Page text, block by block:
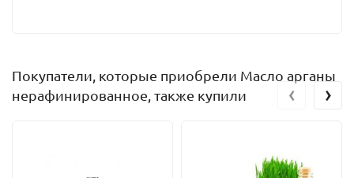
Покупатели, которые приобрели Масло арганы
нерафинированное, также купили
‹ ›